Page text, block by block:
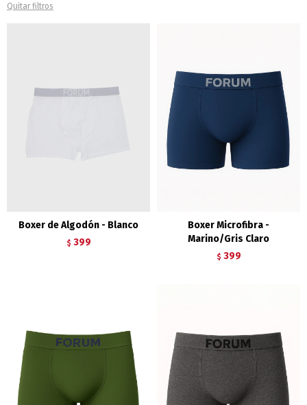
Quitar filtros
Boxer de Algodón - Blanco
$ 399
Boxer Microfibra -
Marino/Gris Claro
$ 399